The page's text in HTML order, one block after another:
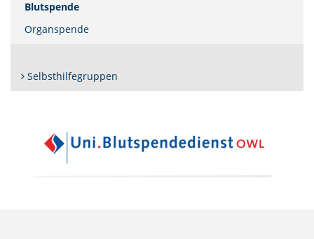
Blutspende(Standort)
Organspende
Selbsthilfegruppen